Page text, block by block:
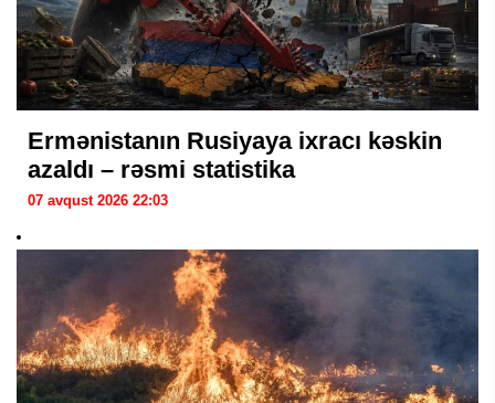
Ermənistanın Rusiyaya ixracı kəskin
azaldı – rəsmi statistika
07 avqust 2026 22:03